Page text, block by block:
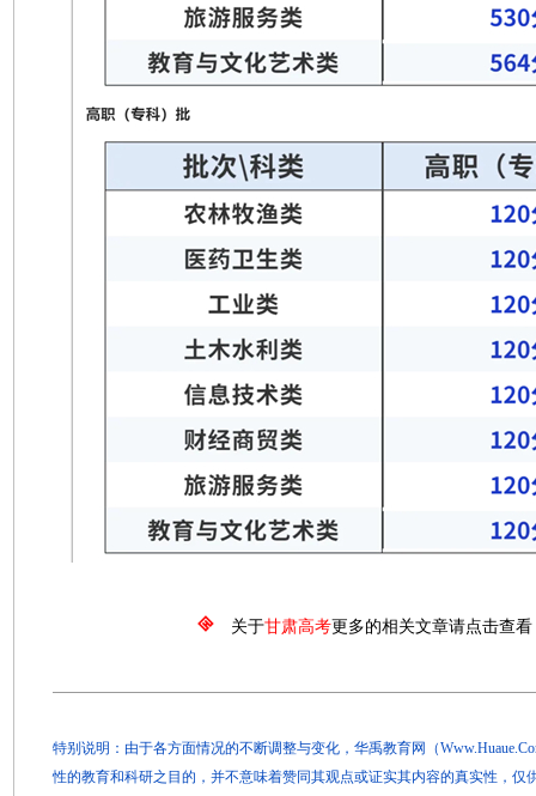
关于甘肃高考更多的相关文章请点击查看
特别说明：由于各方面情况的不断调整与变化，华禹教育网（
性的教育和科研之目的，并不意味着赞同其观点或证实其内容的真实性，仅